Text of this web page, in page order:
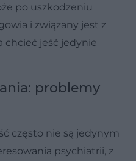
po uszkodzeniu
i związany jest z
chcieć jeść jedynie
problemy
często nie są jedynym
psychiatrii, z